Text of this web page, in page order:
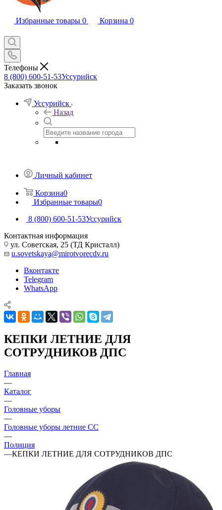
Избранные товары 0 Корзина 0
Телефоны
8 (800) 600-51-53Уссурийск
Заказать звонок
Уссурийск
Назад
Личный кабинет
Корзина0
Избранные товары0
8 (800) 600-51-53Уссурийск
Контактная информация
ул. Советская, 25 (ТД Кристалл)
u.sovetskaya@mirotvorecdv.ru
Вконтакте
Telegram
WhatsApp
КЕПКИ ЛЕТНИЕ ДЛЯ
СОТРУДНИКОВ ДПС
Главная
—
Каталог
—
Головные уборы
—
Головные уборы летние СС
—
Полиция
—КЕПКИ ЛЕТНИЕ ДЛЯ СОТРУДНИКОВ ДПС